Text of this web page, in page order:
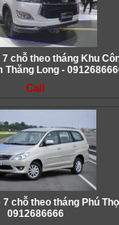
chỗ theo tháng Khu
Thăng Long -
Call
chỗ theo tháng Phú
0912686666